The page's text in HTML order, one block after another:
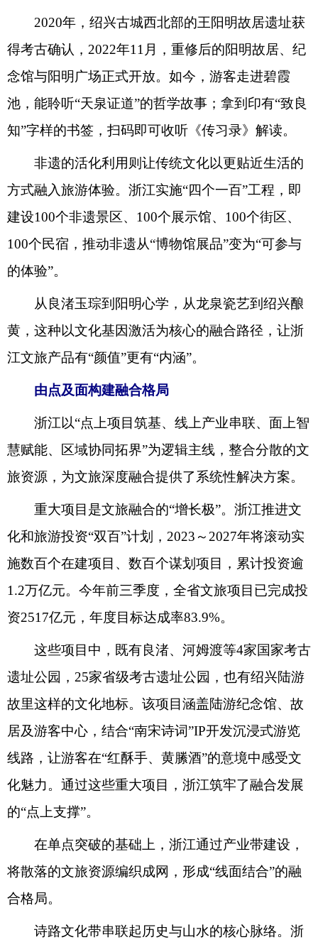
2020年，绍兴古城西北部的王阳明故居遗址获
得考古确认，2022年11月，重修后的阳明故居、纪
念馆与阳明广场正式开放。如今，游客走进碧霞
池，能聆听“天泉证道”的哲学故事；拿到印有“致良
知”字样的书签，扫码即可收听《传习录》解读。
非遗的活化利用则让传统文化以更贴近生活的
方式融入旅游体验。浙江实施“四个一百”工程，即
建设100个非遗景区、100个展示馆、100个街区、
100个民宿，推动非遗从“博物馆展品”变为“可参与
的体验”。
从良渚玉琮到阳明心学，从龙泉瓷艺到绍兴酿
黄，这种以文化基因激活为核心的融合路径，让浙
江文旅产品有“颜值”更有“内涵”。
由点及面构建融合格局
浙江以“点上项目筑基、线上产业串联、面上智
慧赋能、区域协同拓界”为逻辑主线，整合分散的文
旅资源，为文旅深度融合提供了系统性解决方案。
重大项目是文旅融合的“增长极”。浙江推进文
化和旅游投资“双百”计划，2023～2027年将滚动实
施数百个在建项目、数百个谋划项目，累计投资逾
1.2万亿元。今年前三季度，全省文旅项目已完成投
资2517亿元，年度目标达成率83.9%。
这些项目中，既有良渚、河姆渡等4家国家考古
遗址公园，25家省级考古遗址公园，也有绍兴陆游
故里这样的文化地标。该项目涵盖陆游纪念馆、故
居及游客中心，结合“南宋诗词”IP开发沉浸式游览
线路，让游客在“红酥手、黄縢酒”的意境中感受文
化魅力。通过这些重大项目，浙江筑牢了融合发展
的“点上支撑”。
在单点突破的基础上，浙江通过产业带建设，
将散落的文旅资源编织成网，形成“线面结合”的融
合格局。
诗路文化带串联起历史与山水的核心脉络。浙